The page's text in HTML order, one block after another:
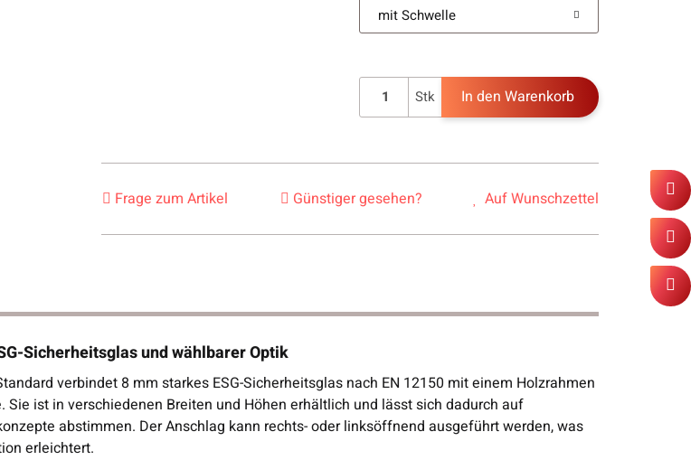
mit Schwelle
Stk In den Warenkorb
Frage zum Artikel Günstiger gesehen? Auf Wunschzettel
Sicherheitsglas und wählbarer Optik
verbindet 8 mm starkes ESG-Sicherheitsglas nach EN 12150 mit einem Holzrahmen
Sie ist in verschiedenen Breiten und Höhen erhältlich und lässt sich dadurch auf
abstimmen. Der Anschlag kann rechts- oder linksöffnend ausgeführt werden, was
erleichtert.